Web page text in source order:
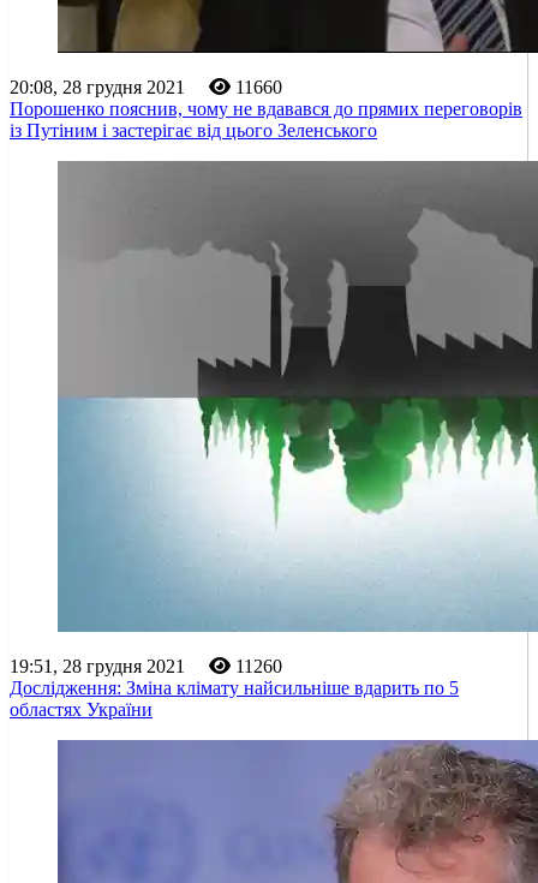
20:08, 28 грудня 2021
11660
Порошенко пояснив, чому не вдавався до прямих переговорів
із Путіним і застерігає від цього Зеленського
19:51, 28 грудня 2021
11260
Дослідження: Зміна клімату найсильніше вдарить по 5
областях України